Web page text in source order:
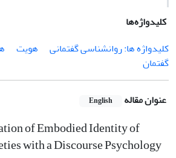
کلیدواژه‌ها
کلیدواژه ها: روانشناسی گفتمانی
هویت
گفتمان
عنوان مقاله English
of Embodied Identity of
with a Discourse Psychology